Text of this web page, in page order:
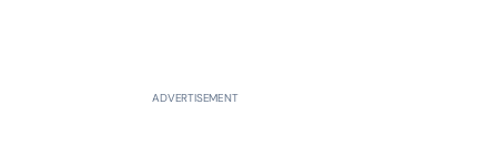
ADVERTISEMENT